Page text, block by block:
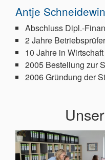
Antje
Abschluss Dipl.-
2 Jahre
10 Jahre in
2005 Bestellung zur
2006 Gründung der